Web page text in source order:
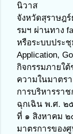
นิวาส
จังหวัดสุราษฎ
รมฯ ผ่านทาง
หรือระบบประ
Application,
กิจกรรมภายใ
ความในมาตร
การบริหารรา
ฉุกเฉิน พ.ศ. ๒
ที่ ๑ สิงหาคม
มาตรการของ